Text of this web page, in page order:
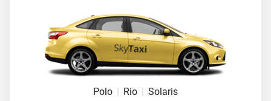
Polo | Rio | Solaris